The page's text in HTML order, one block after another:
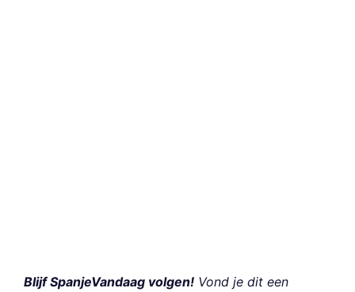
Blijf SpanjeVandaag volgen! Vond je dit een